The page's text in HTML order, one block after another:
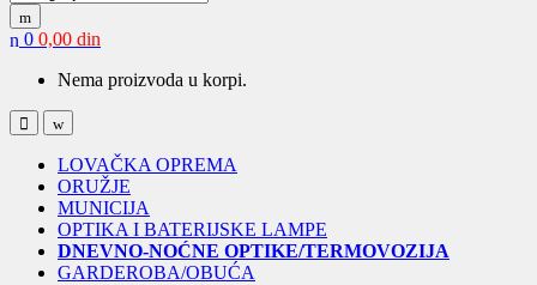
0 0,00 din
Nema proizvoda u korpi.
OpenClose
LOVAČKA OPREMA
ORUŽJE
MUNICIJA
OPTIKA I BATERIJSKE LAMPE
DNEVNO-NOĆNE OPTIKE/TERMOVOZIJA
GARDEROBA/OBUĆA